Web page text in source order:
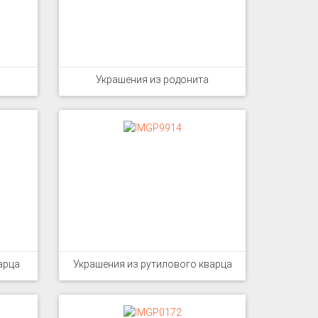
Украшения из родонита
Украшения из рутилового кварца